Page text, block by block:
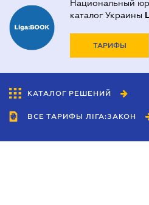
Национальный
каталог Украины
ТАРИФЫ
КАТАЛОГ РЕШЕНИЙ
ВСЕ ТАРИФЫ ЛІГА:ЗАКОН